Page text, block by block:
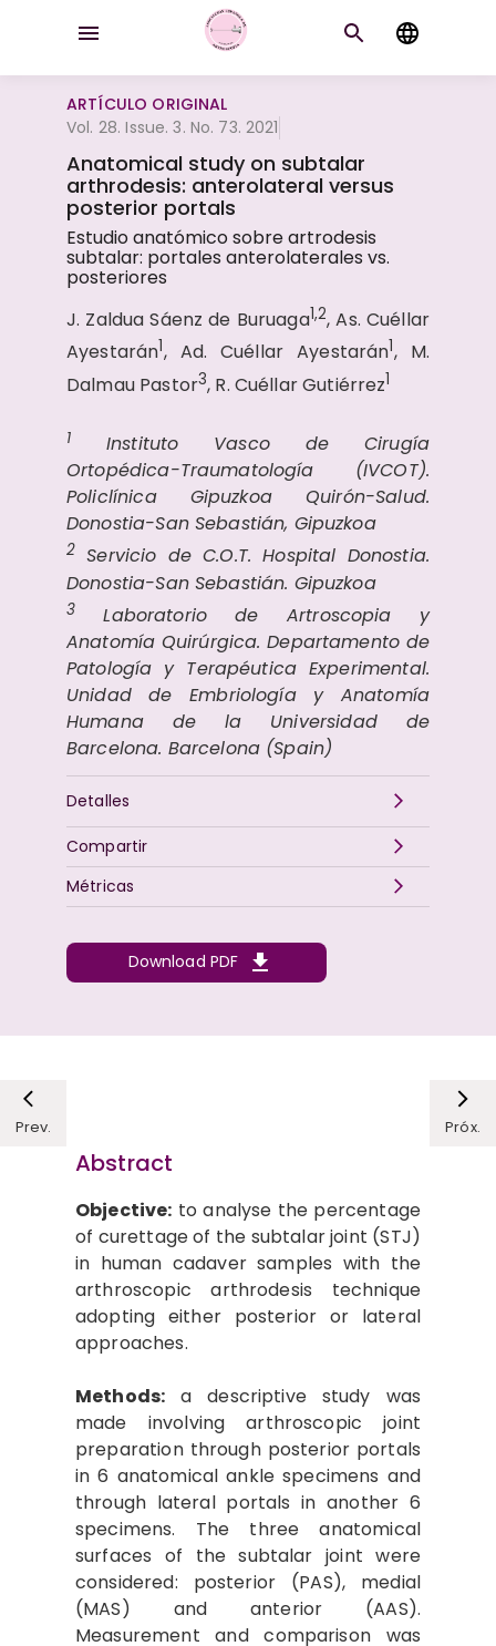
ARTÍCULO ORIGINAL
Vol. 28. Issue. 3. No. 73. 2021
Anatomical study on subtalar
arthrodesis: anterolateral versus
posterior portals
Estudio anatómico sobre artrodesis
subtalar: portales anterolaterales vs.
posteriores
J. Zaldua Sáenz de Buruaga1,2, As. Cuéllar
Ayestarán1, Ad. Cuéllar Ayestarán1, M.
Dalmau Pastor3, R. Cuéllar Gutiérrez1
1
Instituto Vasco de Cirugía
Ortopédica-Traumatología (IVCOT).
Policlínica Gipuzkoa Quirón-Salud.
Donostia-San Sebastián, Gipuzkoa
2 Servicio de C.O.T. Hospital Donostia.
Donostia-San Sebastián. Gipuzkoa
3
Laboratorio de Artroscopia y
Anatomía Quirúrgica. Departamento de
Patología y Terapéutica Experimental.
Unidad de Embriología y Anatomía
Humana de la Universidad de
Barcelona. Barcelona (Spain)
Detalles
Download PDF
Métricas
Compartir
Prev. Próx.
Abstract
Objective: to analyse the percentage
of curettage of the subtalar joint (STJ)
in human cadaver samples with the
arthroscopic arthrodesis technique
adopting either posterior or lateral
approaches.
Methods: a descriptive study was
made involving arthroscopic joint
preparation through posterior portals
in 6 anatomical ankle specimens and
through lateral portals in another 6
specimens. The three anatomical
surfaces of the subtalar joint were
considered: posterior (PAS), medial
(MAS) and anterior (AAS).
Measurement and comparison was